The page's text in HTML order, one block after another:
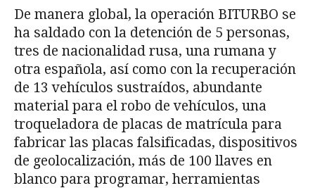
De manera global, la operación BITURBO se
ha saldado con la detención de 5 personas,
tres de nacionalidad rusa, una rumana y
otra española, así como con la recuperación
de 13 vehículos sustraídos, abundante
material para el robo de vehículos, una
troqueladora de placas de matrícula para
fabricar las placas falsificadas, dispositivos
de geolocalización, más de 100 llaves en
blanco para programar, herramientas